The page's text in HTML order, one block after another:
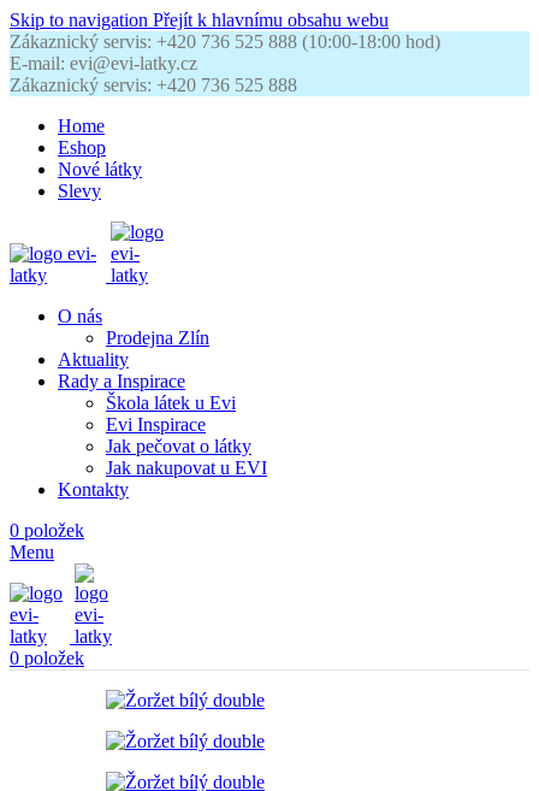
Skip to navigation Přejít k hlavnímu obsahu webu
Zákaznický servis: +420 736 525 888 (10:00-18:00 hod)
E-mail: evi@evi-latky.cz
Zákaznický servis: +420 736 525 888
Home
Eshop
Nové látky
Slevy
O nás
Prodejna Zlín
Aktuality
Rady a Inspirace
Škola látek u Evi
Evi Inspirace
Jak pečovat o látky
Jak nakupovat u EVI
Kontakty
0 položek
Menu
0 položek